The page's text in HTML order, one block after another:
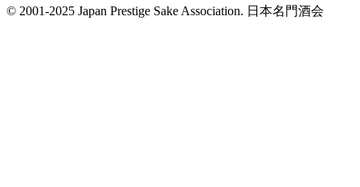
© 2001-2025 Japan Prestige Sake Association. 日本名門酒会